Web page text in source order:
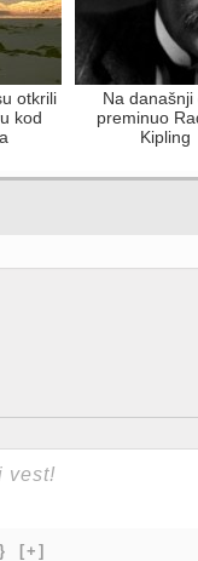
otkrili
kod
Na današnji
preminuo
Kipling
[+]